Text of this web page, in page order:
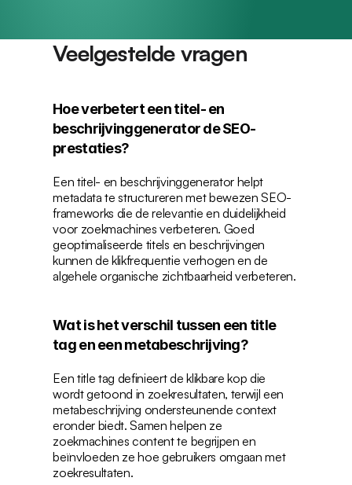
Veelgestelde vragen
Hoe verbetert een titel- en
beschrijvinggenerator de SEO-
prestaties?
Een titel- en beschrijvinggenerator helpt
metadata te structureren met bewezen SEO-
frameworks die de relevantie en duidelijkheid
voor zoekmachines verbeteren. Goed
geoptimaliseerde titels en beschrijvingen
kunnen de klikfrequentie verhogen en de
algehele organische zichtbaarheid verbeteren.
Wat is het verschil tussen een title
tag en een metabeschrijving?
Een title tag definieert de klikbare kop die
wordt getoond in zoekresultaten, terwijl een
metabeschrijving ondersteunende context
eronder biedt. Samen helpen ze
zoekmachines content te begrijpen en
beïnvloeden ze hoe gebruikers omgaan met
zoekresultaten.